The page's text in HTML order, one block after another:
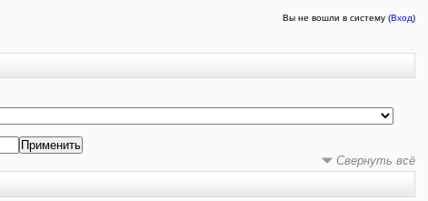
Вы не вошли в систему (Вход)
Свернуть всё